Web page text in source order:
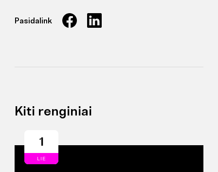
Pasidalink
Kiti renginiai
1
LIE